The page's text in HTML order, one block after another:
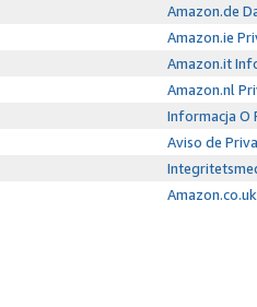
Amazon.de
Amazon.ie
Amazon.it
Amazon.nl
Informacja O
Aviso de